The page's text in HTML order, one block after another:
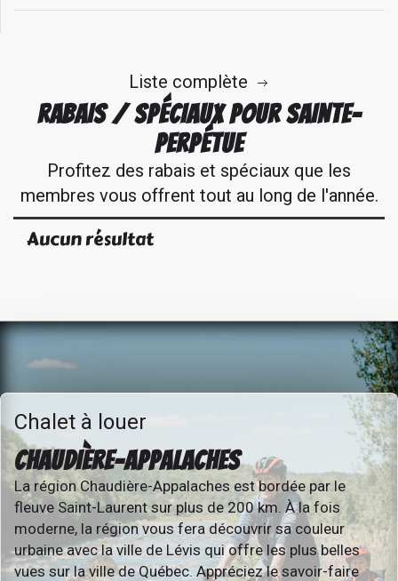
Liste complète
RABAIS / SPÉCIAUX POUR SAINTE-
PERPÉTUE
Profitez des rabais et spéciaux que les
membres vous offrent tout au long de l'année.
Aucun résultat
Chalet à louer
CHAUDIÈRE-APPALACHES
La région Chaudière-Appalaches est bordée par le
fleuve Saint-Laurent sur plus de 200 km. À la fois
moderne, la région vous fera découvrir sa couleur
urbaine avec la ville de Lévis qui offre les plus belles
vues sur la ville de Québec. Appréciez le savoir-faire